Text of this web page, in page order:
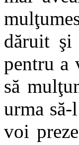
dăruit şi
pentru a
să
urma
voi